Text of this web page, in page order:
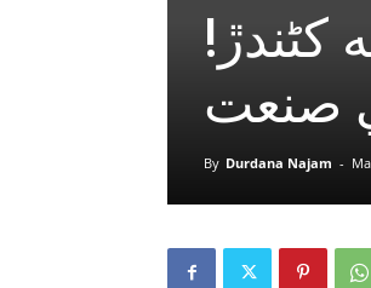
!پنجاب جي ڇانگا مانگا ۾ آخري پساهه کڻندڙ
صنعت
By Durdana Najam -